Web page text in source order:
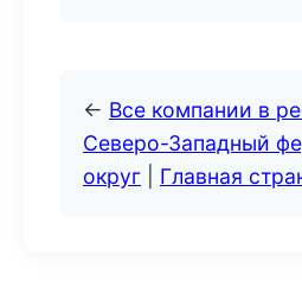
← Все компании в
Северо-Западный
округ
Главная